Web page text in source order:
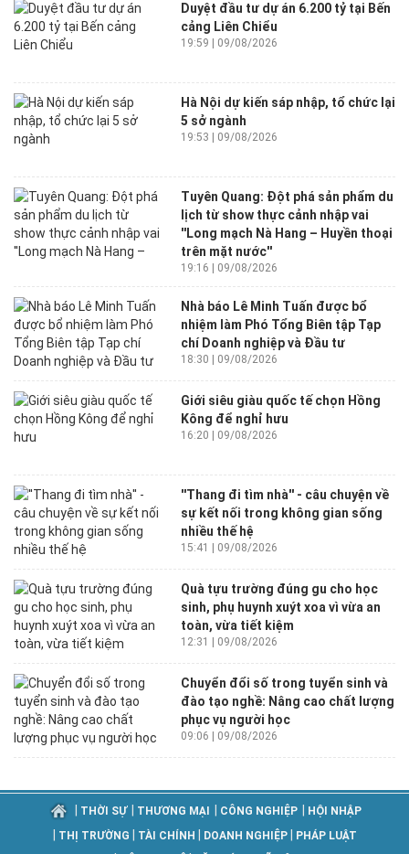
Duyệt đầu tư dự án 6.200 tỷ tại Bến
cảng Liên Chiểu
19:59 | 09/08/2026
Hà Nội dự kiến sáp nhập, tổ chức lại
5 sở ngành
19:53 | 09/08/2026
Tuyên Quang: Đột phá sản phẩm du
lịch từ show thực cảnh nhập vai
''Long mạch Nà Hang – Huyền thoại
trên mặt nước''
19:16 | 09/08/2026
Nhà báo Lê Minh Tuấn được bổ
nhiệm làm Phó Tổng Biên tập Tạp
chí Doanh nghiệp và Đầu tư
18:30 | 09/08/2026
Giới siêu giàu quốc tế chọn Hồng
Kông để nghỉ hưu
16:20 | 09/08/2026
''Thang đi tìm nhà'' - câu chuyện về
sự kết nối trong không gian sống
nhiều thế hệ
15:41 | 09/08/2026
Quà tựu trường đúng gu cho học
sinh, phụ huynh xuýt xoa vì vừa an
toàn, vừa tiết kiệm
12:31 | 09/08/2026
Chuyển đổi số trong tuyển sinh và
đào tạo nghề: Nâng cao chất lượng
phục vụ người học
09:06 | 09/08/2026
THỜI SỰ THƯƠNG MẠI CÔNG NGHIỆP HỘI NHẬP
THỊ TRƯỜNG TÀI CHÍNH DOANH NGHIỆP PHÁP LUẬT